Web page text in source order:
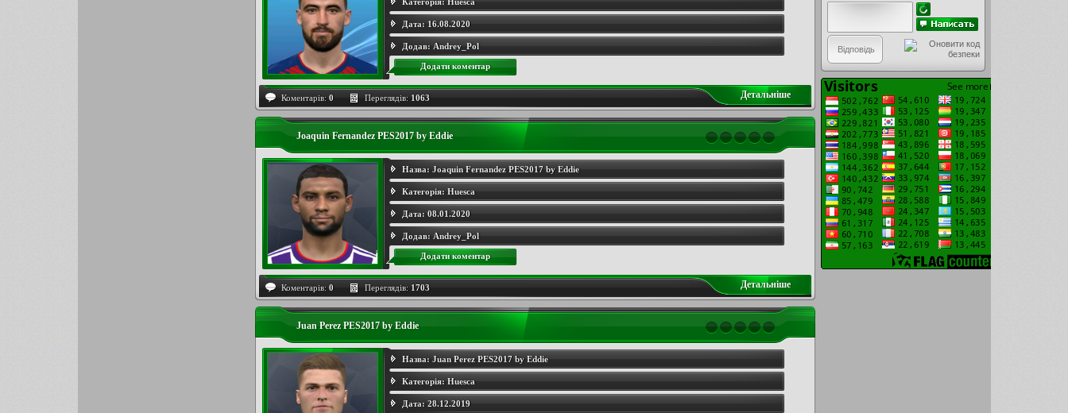
Дата: 16.08.2020
Додав: Andrey_Pol
Додати коментар
Коментарів: 0 Переглядів: 1063 Детальнiше
Joaquin Fernandez PES2017 by Eddie
Назва: Joaquin Fernandez PES2017 by Eddie
Категорія: Huesca
Дата: 08.01.2020
Додав: Andrey_Pol
Додати коментар
Коментарів: 0 Переглядів: 1703 Детальнiше
Juan Perez PES2017 by Eddie
Назва: Juan Perez PES2017 by Eddie
Категорія: Huesca
Дата: 28.12.2019